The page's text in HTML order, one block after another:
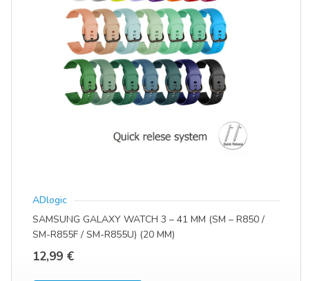
ADlogic
SAMSUNG GALAXY WATCH 3 – 41 MM (SM – R850 /
SM-R855F / SM-R855U) (20 MM)
12,99 €